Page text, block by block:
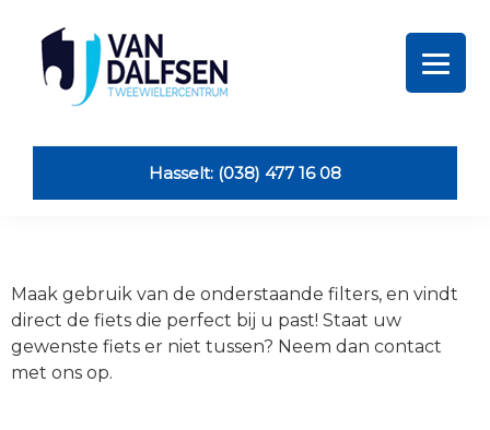
primary
navigation
primary
footer
Dalfsen
TweewielersHasselt: (038) 477 16 08
Maak gebruik van de onderstaande filters, en vindt
direct de fiets die perfect bij u past! Staat uw
gewenste fiets er niet tussen? Neem dan contact
met ons op.